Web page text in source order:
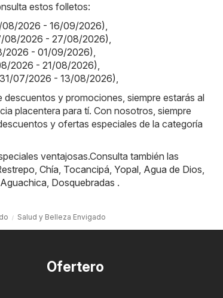
estos folletos:
08/2026 - 16/09/2026),
08/2026 - 27/08/2026),
2026 - 01/09/2026),
2026 - 21/08/2026),
07/2026 - 13/08/2026),
y promociones, siempre estarás al
placentera para tí. Con nosotros, siempre
y ofertas especiales de la categoría
ventajosas.Consulta también las
, Chía, Tocancipá, Yopal, Agua de Dios,
Aguachica, Dosquebradas .
Salud y Belleza Envigado
Ofertero